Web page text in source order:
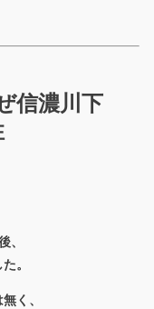
信濃川下
、
。
く、